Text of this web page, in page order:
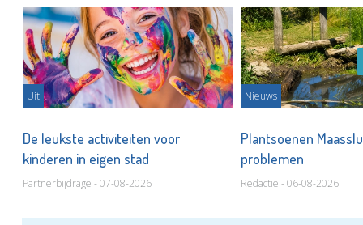
Uit
De leukste activiteiten voor
kinderen in eigen stad
Partnerbijdrage - 07-08-2026
Nieuws
Plantsoenen
problemen
Redactie - 06-08-2026